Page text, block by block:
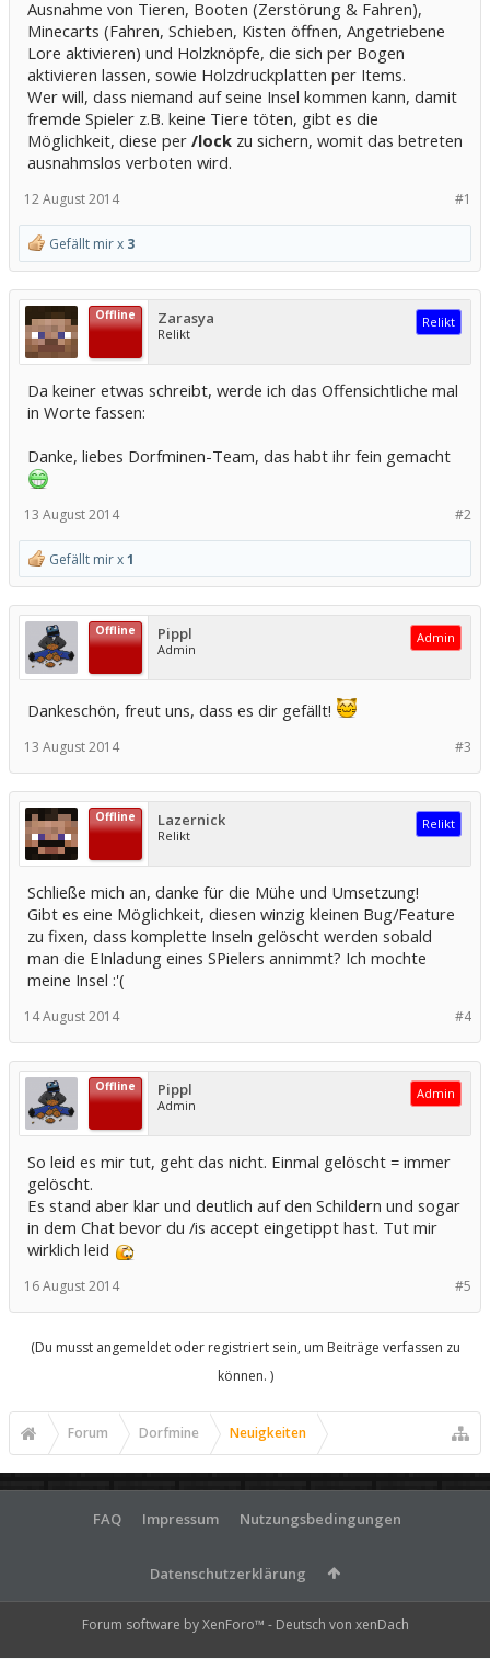
Ausnahme von Tieren, Booten (Zerstörung & Fahren),
Minecarts (Fahren, Schieben, Kisten öffnen, Angetriebene
Lore aktivieren) und Holzknöpfe, die sich per Bogen
aktivieren lassen, sowie Holzdruckplatten per Items.
Wer will, dass niemand auf seine Insel kommen kann, damit
fremde Spieler z.B. keine Tiere töten, gibt es die
Möglichkeit, diese per /lock zu sichern, womit das betreten
ausnahmslos verboten wird.
#1
12 August 2014
Gefällt mir x 3
Offline Zarasya
Relikt
Relikt
Da keiner etwas schreibt, werde ich das Offensichtliche mal
in Worte fassen:
Danke, liebes Dorfminen-Team, das habt ihr fein gemacht
#2
13 August 2014
Gefällt mir x1
Offline Pippl
Admin
Admin
Dankeschön, freut uns, dass es dir gefällt!
#3
13 August 2014
Offline Lazernick
Relikt
Relikt
Schließe mich an, danke für die Mühe und Umsetzung!
Gibt es eine Möglichkeit, diesen winzig kleinen Bug/Feature
zu fixen, dass komplette Inseln gelöscht werden sobald
man die EInladung eines SPielers annimmt? Ich mochte
meine Insel :'(
#4
14 August 2014
Offline Pippl
Admin
Admin
So leid es mir tut, geht das nicht. Einmal gelöscht = immer
gelöscht.
Es stand aber klar und deutlich auf den Schildern und sogar
in dem Chat bevor du /is accept eingetippt hast. Tut mir
wirklich leid
#5
16 August 2014
(Du musst angemeldet oder registriert sein, um Beiträge verfassen zu
können. )
Forum Dorfmine Neuigkeiten
FAQ Impressum Nutzungsbedingungen
Datenschutzerklärung
Forum software by XenForo™ - Deutsch von xenDach